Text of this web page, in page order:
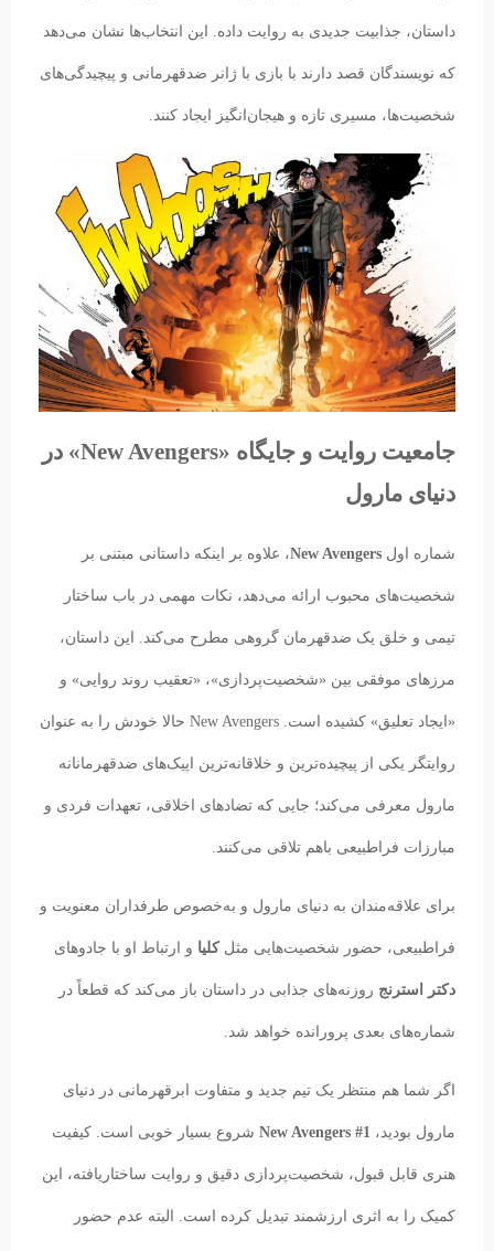
داستان، جذابیت جدیدی به روایت داده. این انتخاب‌ها نشان می‌دهد
که نویسندگان قصد دارند با بازی با ژانر ضدقهرمانی و پیچیدگی‌های
شخصیت‌ها، مسیری تازه و هیجان‌انگیز ایجاد کنند.
جامعیت روایت و جایگاه «New Avengers» در
دنیای مارول
شماره اول New Avengers، علاوه بر اینکه داستانی مبتنی بر
شخصیت‌های محبوب ارائه می‌دهد، نکات مهمی در باب ساختار
تیمی و خلق یک ضدقهرمان گروهی مطرح می‌کند. این داستان،
مرزهای موفقی بین «شخصیت‌پردازی»، «تعقیب روند روایی» و
«ایجاد تعلیق» کشیده است. New Avengers حالا خودش را به عنوان
روایتگر یکی از پیچیده‌ترین و خلاقانه‌ترین اپیک‌های ضدقهرمانانه
مارول معرفی می‌کند؛ جایی که تضادهای اخلاقی، تعهدات فردی و
مبارزات فراطبیعی باهم تلاقی می‌کنند.
برای علاقه‌مندان به دنیای مارول و به‌خصوص طرفداران معنویت و
فراطبیعی، حضور شخصیت‌هایی مثل کلیا و ارتباط او با جادوهای
دکتر استرنج روزنه‌های جذابی در داستان باز می‌کند که قطعاً در
شماره‌های بعدی پرورانده خواهد شد.
اگر شما هم منتظر یک تیم جدید و متفاوت ابرقهرمانی در دنیای
مارول بودید، New Avengers #1 شروع بسیار خوبی است. کیفیت
هنری قابل قبول، شخصیت‌پردازی دقیق و روایت ساختاریافته، این
کمیک را به اثری ارزشمند تبدیل کرده است. البته عدم حضور